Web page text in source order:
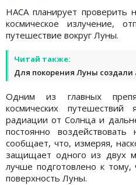
НАСА планирует проверить
космическое излучение,
путешествие вокруг Луны.
Читай также:
Для покорения Луны
Одним из главных
космических путешествий
радиации от Солнца и
постоянно воздействовать
сообщает, что, измеряя,
защищает одного из двух
лучше подготовлено к
поверхность Луны.